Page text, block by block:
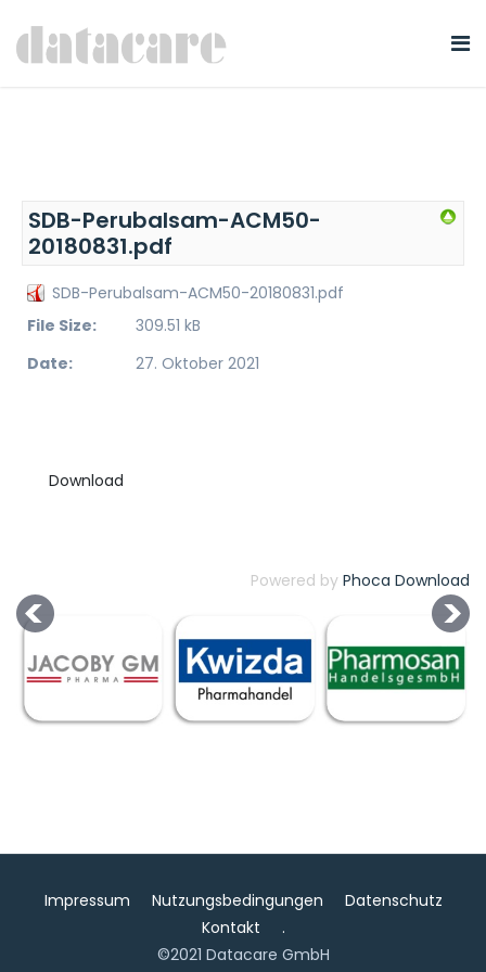
SDB-Perubalsam-ACM50-
20180831.pdf
SDB-Perubalsam-ACM50-20180831.pdf
File Size:
309.51 kB
Date:
27. Oktober 2021
Powered by Phoca Download
Impressum Nutzungsbedingungen
Datenschutz
Kontakt
.
©2021 Datacare GmbH